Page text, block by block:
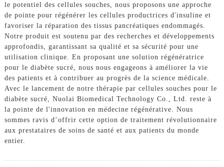
le potentiel des cellules souches, nous proposons une approche
de pointe pour régénérer les cellules productrices d'insuline et
favoriser la réparation des tissus pancréatiques endommagés.
Notre produit est soutenu par des recherches et développements
approfondis, garantissant sa qualité et sa sécurité pour une
utilisation clinique. En proposant une solution régénératrice
pour le diabète sucré, nous nous engageons à améliorer la vie
des patients et à contribuer au progrès de la science médicale.
Avec le lancement de notre thérapie par cellules souches pour le
diabète sucré, Nuolai Biomedical Technology Co., Ltd. reste à
la pointe de l'innovation en médecine régénérative. Nous
sommes ravis d’offrir cette option de traitement révolutionnaire
aux prestataires de soins de santé et aux patients du monde
entier.